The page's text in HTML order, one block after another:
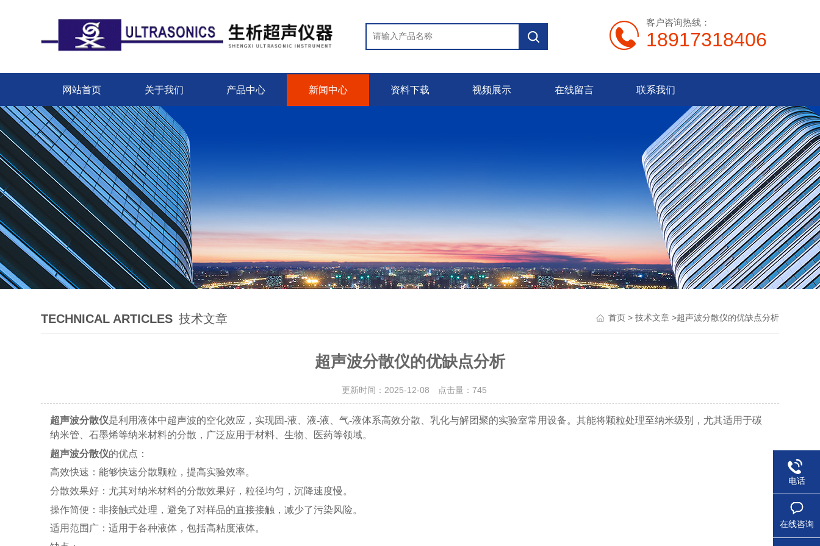
客户咨询热线：
18917318406
网站首页 关于我们 产品中心 新闻中心 资料下载 视频展示 在线留言 联系我们
TECHNICAL ARTICLES 技术文章 首页> 技术文章>超声波分散仪的优缺点分析
超声波分散仪的优缺点分析
更新时间：2025-12-08 点击量： 745
超声波分散仪是利用液体中超声波的空化效应，实现固-液、液-液、气-液体系高效分散、乳化与解团聚的实验室常用设备。其能将颗粒处理至纳米级别，尤其适用于碳
纳米管、石墨烯等纳米材料的分散，广泛应用于材料、生物、医药等领域。
超声波分散仪的优点：
高效快速：能够快速分散颗粒，提高实验效率。
分散效果好：尤其对纳米材料的分散效果好，粒径均匀，沉降速度慢。
操作简便：非接触式处理，避免了对样品的直接接触，减少了污染风险。
适用范围广：适用于各种液体，包括高粘度液体。
电话
在线咨询